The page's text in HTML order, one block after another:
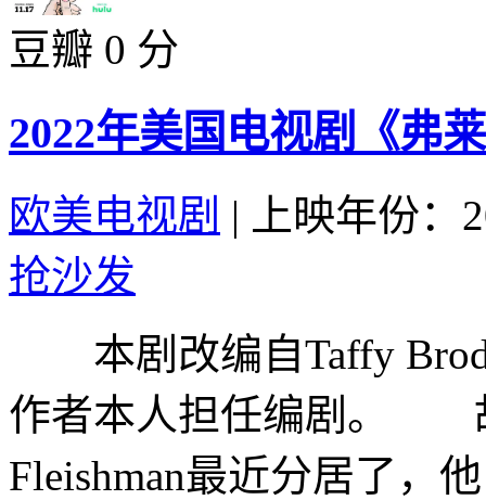
豆瓣 0 分
2022年美国电视剧《弗
欧美电视剧 |
上映年份：
抢沙发
本剧改编自Taffy
作者本人担任编剧。
Fleishman最近分居了，